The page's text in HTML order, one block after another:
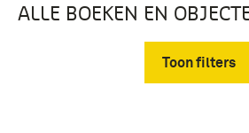
ALLE BOEKEN EN
Toon filters